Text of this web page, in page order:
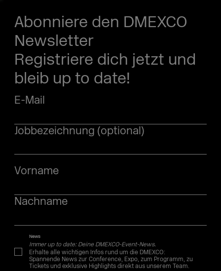
Abonniere den DMEXCO
Newsletter
Registriere dich jetzt und
bleib up to date!
E-Mail
Jobbezeichnung (optional)
Vorname
Nachname
News
Immer up to date: Deine DMEXCO-Event-News.
Erhalte alle wichtigen Infos rund um die DMEXCO:
Spannende News zur Conference, Expo, zum Programm, zu
Tickets und exklusive Highlights direkt aus unserem Team.